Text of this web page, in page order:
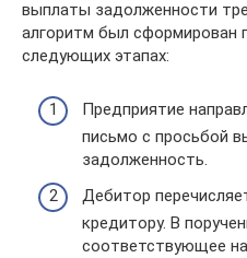
выплаты задолженности
алгоритм был сформирован
следующих этапах:
Предприятие
письмо с просьбой
задолженность.
Дебитор
кредитору. В
соответствующее